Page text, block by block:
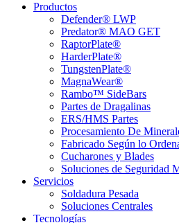
Productos
Defender® LWP
Predator® MAO GET
RaptorPlate®
HarderPlate®
TungstenPlate®
MagnaWear®
Rambo™ SideBars
Partes de Dragalinas
ERS/HMS Partes
Procesamiento De
Fabricado Según lo
Cucharones y Blades
Soluciones de Seguridad
Servicios
Soldadura Pesada
Soluciones Centrales
Tecnologías